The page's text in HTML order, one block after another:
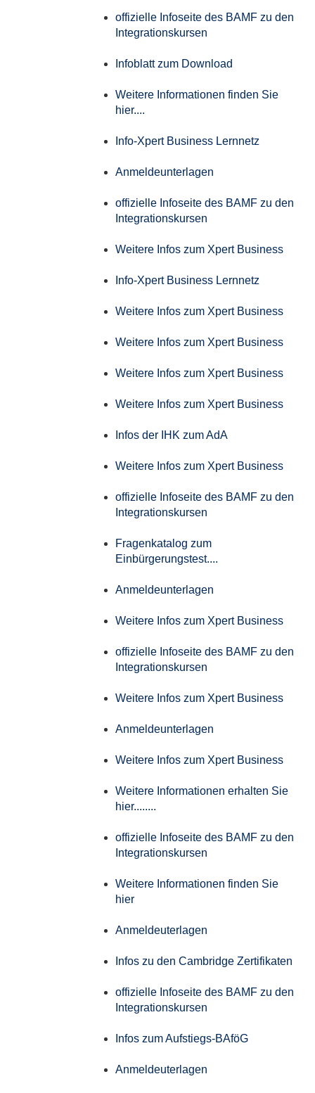
offizielle Infoseite des BAMF zu den
Integrationskursen
Infoblatt zum Download
Weitere Informationen finden Sie
hier....
Info-Xpert Business Lernnetz
Anmeldeunterlagen
offizielle Infoseite des BAMF zu den
Integrationskursen
Weitere Infos zum Xpert Business
Info-Xpert Business Lernnetz
Weitere Infos zum Xpert Business
Weitere Infos zum Xpert Business
Weitere Infos zum Xpert Business
Weitere Infos zum Xpert Business
Infos der IHK zum AdA
Weitere Infos zum Xpert Business
offizielle Infoseite des BAMF zu den
Integrationskursen
Fragenkatalog zum
Einbürgerungstest....
Anmeldeunterlagen
Weitere Infos zum Xpert Business
offizielle Infoseite des BAMF zu den
Integrationskursen
Weitere Infos zum Xpert Business
Anmeldeunterlagen
Weitere Infos zum Xpert Business
Weitere Informationen erhalten Sie
hier........
offizielle Infoseite des BAMF zu den
Integrationskursen
Weitere Informationen finden Sie
hier
Anmeldeuterlagen
Infos zu den Cambridge Zertifikaten
offizielle Infoseite des BAMF zu den
Integrationskursen
Infos zum Aufstiegs-BAföG
Anmeldeuterlagen